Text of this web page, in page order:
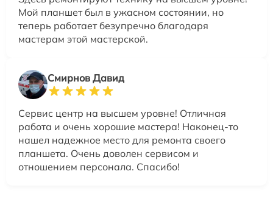
Мой планшет был в ужасном состоянии, но
теперь работает безупречно благодаря
мастерам этой мастерской.
Смирнов Давид
Сервис центр на высшем уровне! Отличная
работа и очень хорошие мастера! Наконец-то
нашел надежное место для ремонта своего
планшета. Очень доволен сервисом и
отношением персонала. Спасибо!